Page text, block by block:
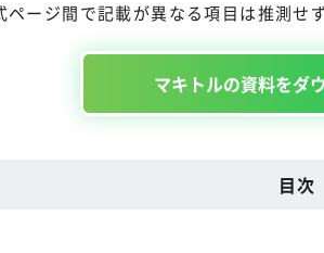
ージ間で記載が異なる項目は推測せ
マキトルの資料をダ
目次